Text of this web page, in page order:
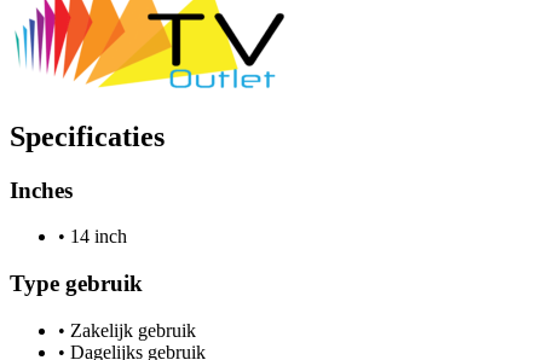
Specificaties
Inches
• 14 inch
Type gebruik
• Zakelijk gebruik
• Dagelijks gebruik